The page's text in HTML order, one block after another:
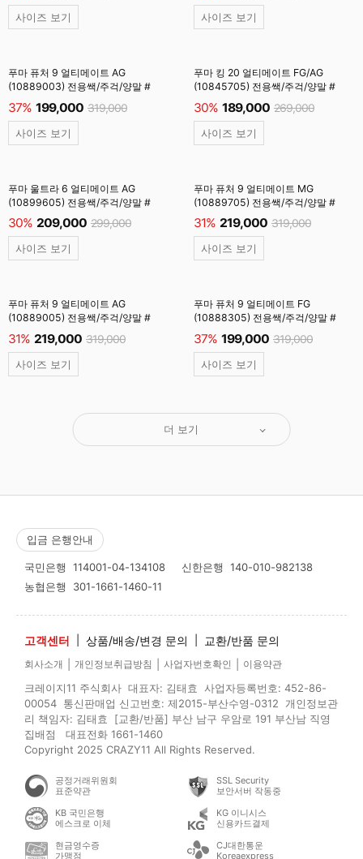
사이즈 보기 사이즈 보기
푸마 퓨처 9 얼티메이트 AG
(10889003) 전용쌕/주걱/양말 #
37% 199,000 319,000
사이즈 보기
푸마 킹 20 얼티메이트 FG/AG
(10845705) 전용쌕/주걱/양말 #
30% 189,000 269,000
사이즈 보기
푸마 울트라 6 얼티메이트 AG
(10899605) 전용쌕/주걱/양말 #
30% 209,000 299,000
사이즈 보기
푸마 퓨처 9 얼티메이트 MG
(10889705) 전용쌕/주걱/양말 #
31% 219,000 319,000
사이즈 보기
푸마 퓨처 9 얼티메이트 AG
(10889005) 전용쌕/주걱/양말 #
31% 219,000 319,000
사이즈 보기
푸마 퓨처 9 얼티메이트 FG
(10888305) 전용쌕/주걱/양말 #
37% 199,000 319,000
사이즈 보기
더 보기
입금 은행안내
국민은행 114001-04-134108 신한은행 140-010-982138
농협은행 301-1661-1460-11
고객센터 상품/배송/변경 문의 교환/반품 문의
회사소개 개인정보취급방침 사업자번호확인 이용약관
크레이지11 주식회사 대표자: 김태효 사업자등록번호: 452-86-
00054 통신판매업 신고번호: 제2015-부산수영-0312 개인정보관
리 책임자: 김태효 [교환/반품] 부산 남구 우암로 191 부산남 직영
집배점 대표전화 1661-1460
Copyright 2025 CRAZY11 All Rights Reserved.
공정거래위원회
표준약관
SSL Security
보안서버 작동중
KB 국민은행
에스크로 이체
KG 이니시스
신용카드결제
현금영수증
가맹점
CJ대한통운
Koreaexpress